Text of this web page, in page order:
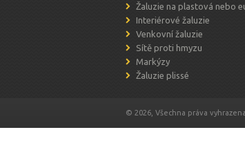
Žaluzie na plastová nebo
Interiérové žaluzie
Venkovní žaluzie
Sítě proti hmyzu
Markýzy
Žaluzie plissé
© 2026, Všechna práva